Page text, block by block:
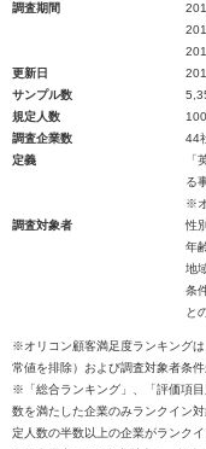
調査期間
更新日
サンプル数
規定人数
調査企業数
44
定義
る
※
調査対象者
性
年
地
条
と
※オリコン顧客満足度ランキング
常値を排除）および調査対象者条
※「総合ランキング」、「評価項
数を満たした企業のみランクイン
定人数の半数以上の企業がランクイ